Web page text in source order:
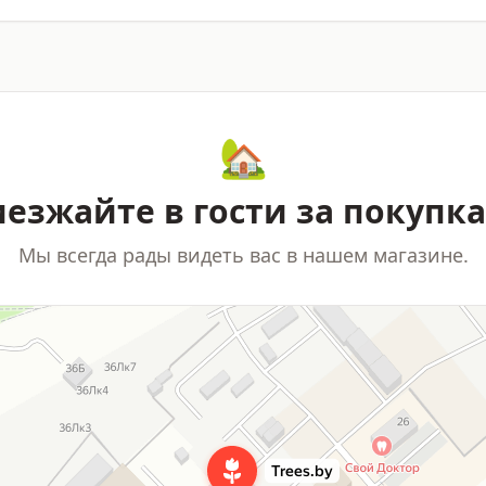
🏡
в гости за
Мы всегда рады видеть вас в нашем магазине.